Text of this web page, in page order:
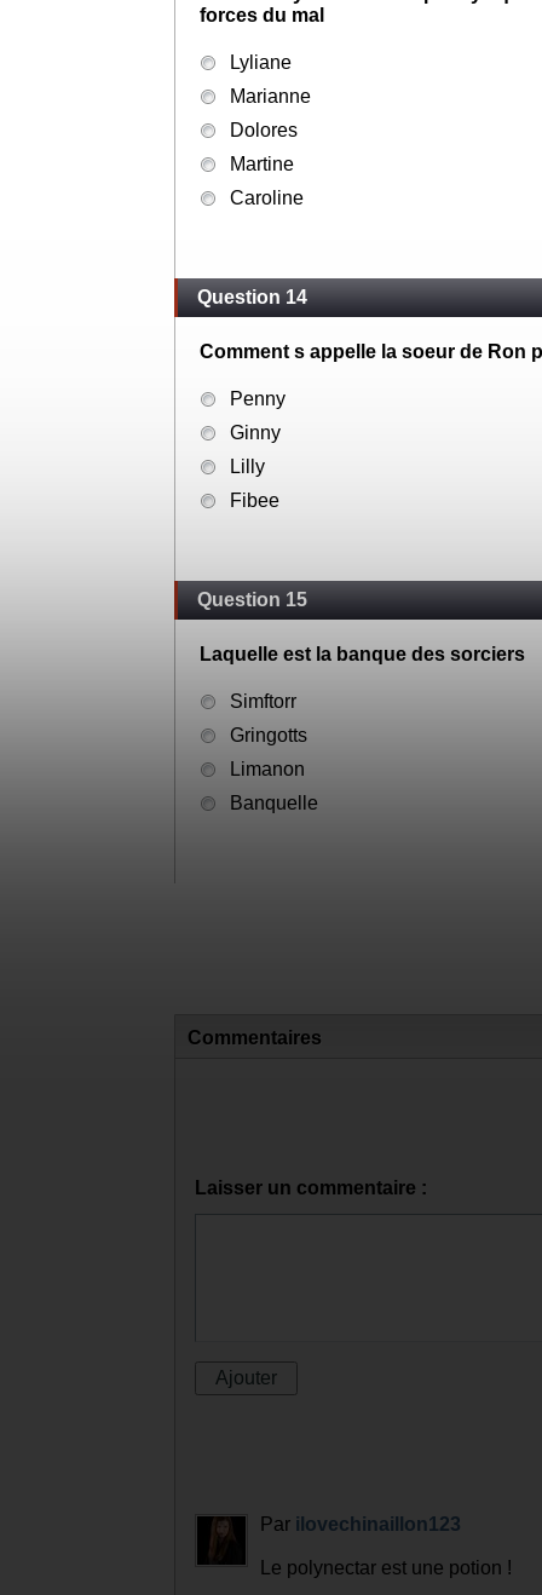
forces du mal
Lyliane
Marianne
Dolores
Martine
Caroline
Question 14
Comment s appelle la soeur de Ron
Penny
Ginny
Lilly
Fibee
Question 15
Laquelle est la banque des sorciers
Simftorr
Gringotts
Limanon
Banquelle
Commentaires
Laisser un commentaire :
Par ilovechinaillon123
Le polynectar est une potion !